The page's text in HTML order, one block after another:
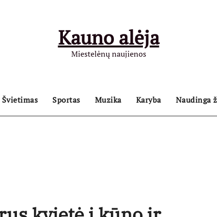
Kauno alėja
Miestelėnų naujienos
Švietimas Sportas Muzika Karyba Naudinga